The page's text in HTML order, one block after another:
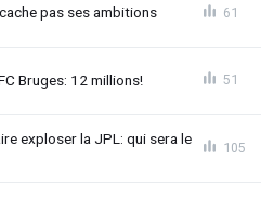
pas ses ambitions 61
Bruges: 12 millions! 51
exploser la JPL: qui sera le
105